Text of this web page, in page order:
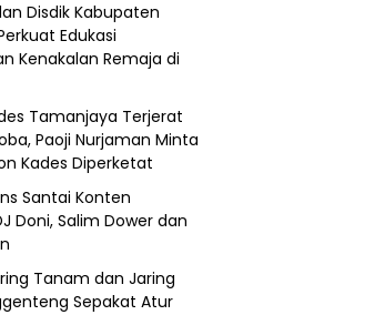
Disdik Kabupaten
Edukasi
Kenakalan Remaja di
Tamanjaya Terjerat
Paoji Nurjaman Minta
Kades Diperketat
Santai Konten
Doni, Salim Dower dan
Tanam dan Jaring
Sepakat Atur